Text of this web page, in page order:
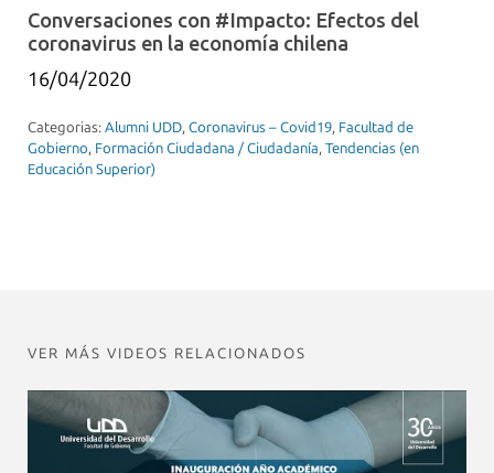
Conversaciones con #Impacto: Efectos del
coronavirus en la economía chilena
16/04/2020
Categorias: Alumni UDD, Coronavirus – Covid19, Facultad de
Gobierno, Formación Ciudadana / Ciudadanía, Tendencias (en
Educación Superior)
VER MÁS VIDEOS RELACIONADOS